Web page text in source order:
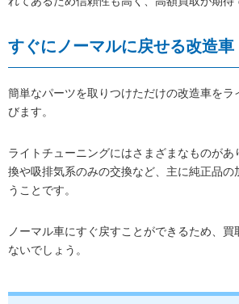
すぐにノーマルに戻せる改造車
簡単なパーツを取りつけただけの改造車をラ
びます。
ライトチューニングにはさまざまなものが
換や吸排気系のみの交換など、主に純正品の
うことです。
ノーマル車にすぐ戻すことができるため、
ないでしょう。